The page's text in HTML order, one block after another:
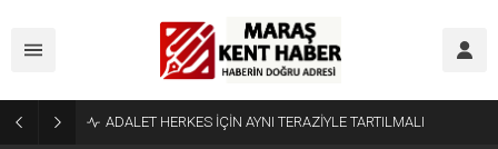
ADALET HERKES İÇİN AYNI TERAZİYLE TARTILMALI